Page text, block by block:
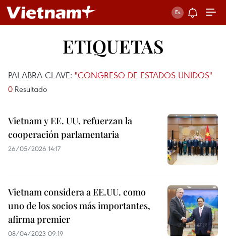
ETIQUETAS
PALABRA CLAVE: "CONGRESO DE ESTADOS UNIDOS"
0 Resultado
Vietnam y EE. UU. refuerzan la
cooperación parlamentaria
26/05/2026 14:17
Vietnam considera a EE.UU. como
uno de los socios más importantes,
afirma premier
08/04/2023 09:19